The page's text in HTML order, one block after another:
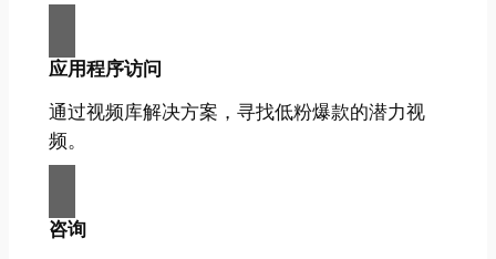
应用程序访问
通过视频库解决方案，寻找低粉爆款的潜力视
频。
咨询